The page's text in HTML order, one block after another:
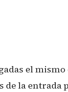
el mismo
de la